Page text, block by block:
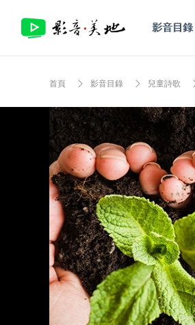
影音目錄
首頁 影音目錄 兒童詩歌